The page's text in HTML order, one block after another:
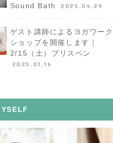
Sound Bath
2025.04.29
ゲスト講師によるヨガワーク
ショップを開催します｜
2/15（土）ブリスベン
2025.01.16